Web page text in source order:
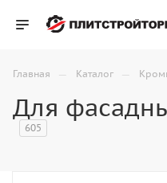
Главная — Каталог —
Для
605